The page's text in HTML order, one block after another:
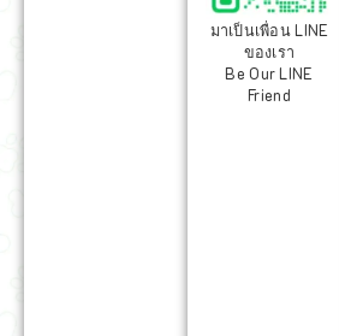
มาเป็นเพื่อน LINE
ของเรา
Be Our LINE
Friend